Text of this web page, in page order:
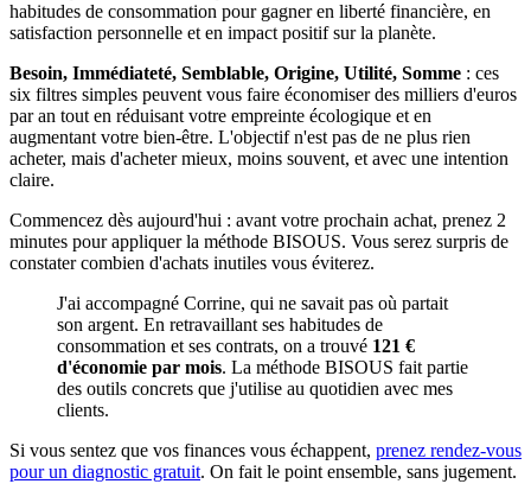
habitudes de consommation pour gagner en liberté financière, en
satisfaction personnelle et en impact positif sur la planète.
Besoin, Immédiateté, Semblable, Origine, Utilité, Somme : ces
six filtres simples peuvent vous faire économiser des milliers d'euros
par an tout en réduisant votre empreinte écologique et en
augmentant votre bien-être. L'objectif n'est pas de ne plus rien
acheter, mais d'acheter mieux, moins souvent, et avec une intention
claire.
Commencez dès aujourd'hui : avant votre prochain achat, prenez 2
minutes pour appliquer la méthode BISOUS. Vous serez surpris de
constater combien d'achats inutiles vous éviterez.
J'ai accompagné Corrine, qui ne savait pas où partait
son argent. En retravaillant ses habitudes de
consommation et ses contrats, on a trouvé 121 €
d'économie par mois. La méthode BISOUS fait partie
des outils concrets que j'utilise au quotidien avec mes
clients.
Si vous sentez que vos finances vous échappent, prenez rendez-vous
pour un diagnostic gratuit. On fait le point ensemble, sans jugement.